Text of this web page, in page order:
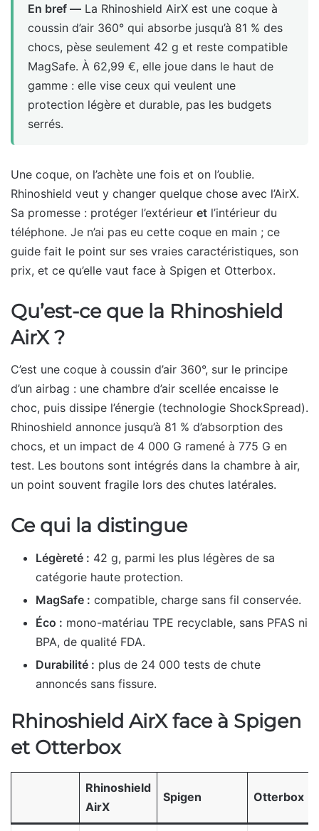
En bref — La Rhinoshield AirX est une coque à
coussin d’air 360° qui absorbe jusqu’à 81 % des
chocs, pèse seulement 42 g et reste compatible
MagSafe. À 62,99 €, elle joue dans le haut de
gamme : elle vise ceux qui veulent une
protection légère et durable, pas les budgets
serrés.
Une coque, on l’achète une fois et on l’oublie.
Rhinoshield veut y changer quelque chose avec l’AirX.
Sa promesse : protéger l’extérieur et l’intérieur du
téléphone. Je n’ai pas eu cette coque en main ; ce
guide fait le point sur ses vraies caractéristiques, son
prix, et ce qu’elle vaut face à Spigen et Otterbox.
Qu’est-ce que la Rhinoshield
AirX ?
C’est une coque à coussin d’air 360°, sur le principe
d’un airbag : une chambre d’air scellée encaisse le
choc, puis dissipe l’énergie (technologie ShockSpread).
Rhinoshield annonce jusqu’à 81 % d’absorption des
chocs, et un impact de 4 000 G ramené à 775 G en
test. Les boutons sont intégrés dans la chambre à air,
un point souvent fragile lors des chutes latérales.
Ce qui la distingue
Légèreté : 42 g, parmi les plus légères de sa
catégorie haute protection.
MagSafe : compatible, charge sans fil conservée.
Éco : mono-matériau TPE recyclable, sans PFAS ni
BPA, de qualité FDA.
Durabilité : plus de 24 000 tests de chute
annoncés sans fissure.
Rhinoshield AirX face à Spigen
et Otterbox
Rhinoshield
AirX
Spigen Otterbox